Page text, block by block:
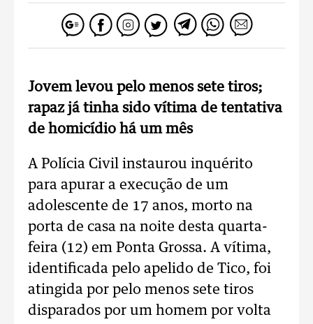
Jovem levou pelo menos sete tiros;
rapaz já tinha sido vítima de tentativa
de homicídio há um mês
A Polícia Civil instaurou inquérito
para apurar a execução de um
adolescente de 17 anos, morto na
porta de casa na noite desta quarta-
feira (12) em Ponta Grossa. A vítima,
identificada pelo apelido de Tico, foi
atingida por pelo menos sete tiros
disparados por um homem por volta